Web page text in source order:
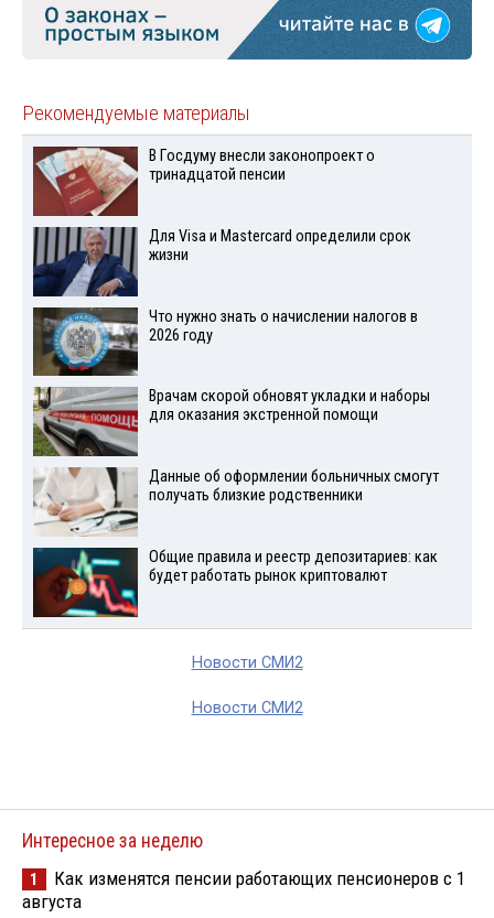
Рекомендуемые материалы
В Госдуму внесли законопроект о
тринадцатой пенсии
Для Visа и Mastercard определили срок
жизни
Что нужно знать о начислении налогов в
2026 году
Врачам скорой обновят укладки и наборы
для оказания экстренной помощи
Данные об оформлении больничных смогут
получать близкие родственники
Общие правила и реестр депозитариев: как
будет работать рынок криптовалют
Новости СМИ2
Новости СМИ2
Интересное за неделю
1
Как изменятся пенсии работающих пенсионеров с 1
августа